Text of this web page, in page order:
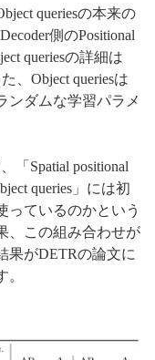
queriesの本来の
側のPositional
queriesの詳細は
、Object queriesは
ンダムな学習パラメ
「Spatial positional
queries」には初
っているのかという
、この組み合わせが
果がDETRの論文に